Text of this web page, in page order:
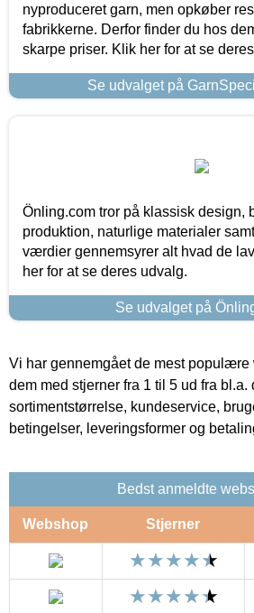
nyproduceret garn, men opkøber
fabrikkerne. Derfor finder du hos
skarpe priser. Klik her for at se
Se udvalget på
Önling.com tror på klassisk design,
produktion, naturlige materialer
værdier gennemsyrer alt hvad de
her for at se deres udvalg.
Se udvalget på
Vi har gennemgået de mest populære
dem med stjerner fra 1 til 5 ud fra bl.a.
sortimentstørrelse, kundeservice,
betingelser, leveringsformer og
Bedst anmeldte
Webshop Stjerner